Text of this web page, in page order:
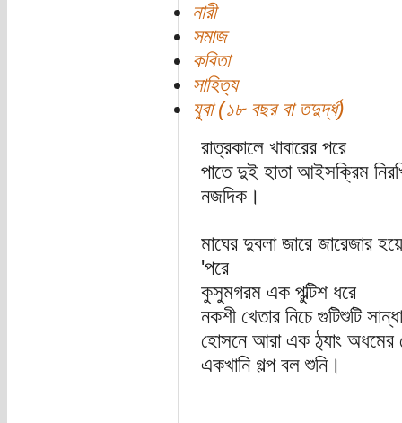
নারী
সমাজ
কবিতা
সাহিত্য
যুবা (১৮ বছর বা তদুর্দ্ধ)
রাত্রকালে খাবারের পরে
পাতে দুই হাতা আইসক্রিম
নজদিক।
মাঘের দুবলা জারে জারেজার
'পরে
কুসুমগরম এক পুল্টিশ ধরে
নকশী খেতার নিচে গুটিশুটি
হোসনে আরা এক ঠ‍্যাং অধমের
একখানি গল্প বল শুনি।